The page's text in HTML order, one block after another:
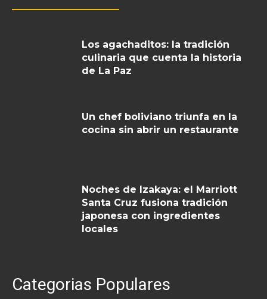
Los agachaditos: la tradición
culinaria que cuenta la historia
de La Paz
Un chef boliviano triunfa en la
cocina sin abrir un restaurante
Noches de Izakaya: el Marriott
Santa Cruz fusiona tradición
japonesa con ingredientes
locales
Categorias Populares